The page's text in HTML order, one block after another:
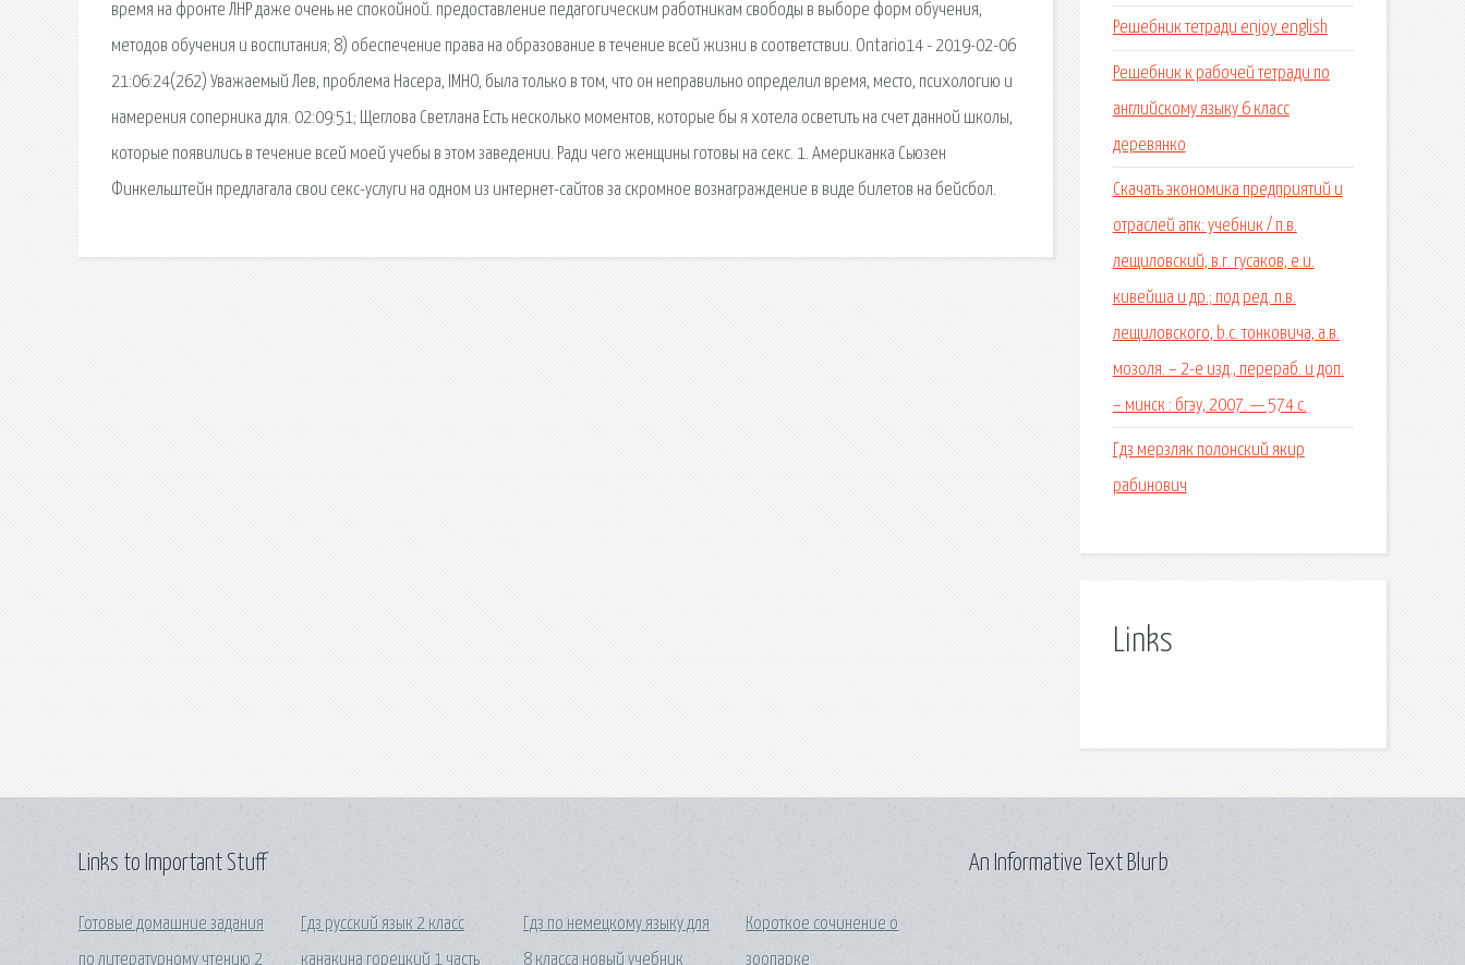
время на фронте ЛНР даже очень не спокойной. предоставление педагогическим работникам свободы в выборе форм обучения,
методов обучения и воспитания; 8) обеспечение права на образование в течение всей жизни в соответствии. Ontario14 - 2019-02-06
21:06:24(262) Уважаемый Лев, проблема Насера, IMHO, была только в том, что он неправильно определил время, место, психологию и
намерения соперника для. 02:09:51; Щеглова Светлана Есть несколько моментов, которые бы я хотела осветить на счет данной школы,
которые появились в течение всей моей учебы в этом заведении. Ради чего женщины готовы на секс. 1. Американка Сьюзен
Финкельштейн предлагала свои секс-услуги на одном из интернет-сайтов за скромное вознаграждение в виде билетов на бейсбол.
Решебник тетради enjoy english
Решебник к рабочей тетради по
английскому языку 6 класс
деревянко
Скачать экономика предприятий и
отраслей апк: учебник / п.в.
лещиловский, в.г. гусаков, е.и.
кивейша и др.; под ред. п.в.
лещиловского, b.c. тонковича, а.в.
мозоля. – 2-е изд., перераб. и доп.
– минск : бгэу, 2007. — 574 с.
Гдз мерзляк полонский якир
рабинович
Links
Links to Important Stuff
Готовые домашние задания
по литературному чтению 2
Гдз русский язык 2 класс
канакина горецкий 1 часть
Гдз по немецкому языку для
8 класса новый учебник
Короткое сочинение о
зоопарке
An Informative Text Blurb